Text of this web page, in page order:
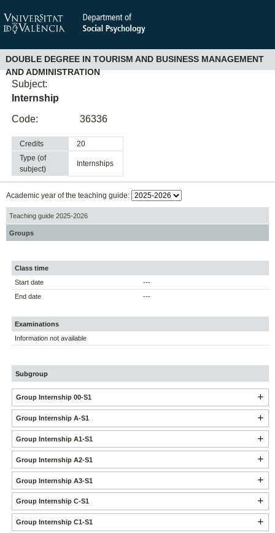
DOUBLE DEGREE IN TOURISM AND BUSINESS MANAGEMENT
AND ADMINISTRATION
Subject:
Internship
Code:
36336
Credits
20
Type (of
subject)
internships
Academic year of the teaching guide:
Teaching guide 2025-2026
Groups
Class time
Start date
---
End date
---
Examinations
Information not available
Subgroup
Group Internship 00-S1
Group Internship A-S1
Group Internship A1-S1
Group Internship A2-S1
Group Internship A3-S1
Group Internship C-S1
Group Internship C1-S1